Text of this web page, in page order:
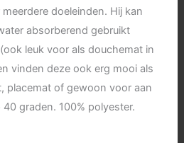
doeleinden. Hij kan
absorberend gebruikt
leuk voor als douchemat in
vinden deze ook erg mooi als
placemat of gewoon voor aan
graden. 100% polyester.